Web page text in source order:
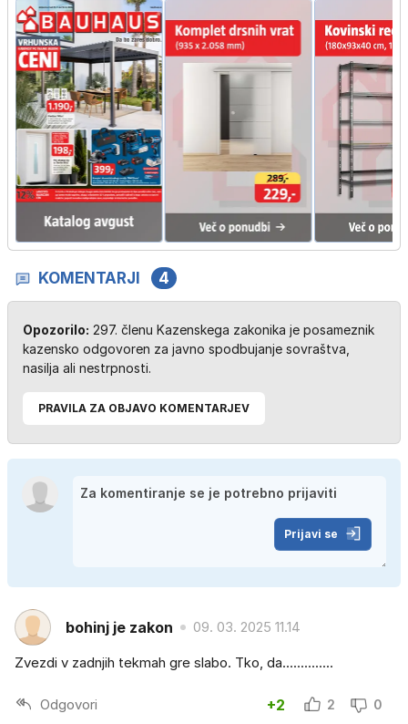
KOMENTARJI 4
Opozorilo: 297. členu Kazenskega zakonika je posameznik
kazensko odgovoren za javno spodbujanje sovraštva,
nasilja ali nestrpnosti.
PRAVILA ZA OBJAVO KOMENTARJEV
Prijavi se
bohinj je zakon 09. 03. 2025 11.14
Zvezdi v zadnjih tekmah gre slabo. Tko, da..............
Odgovori +2 2 0